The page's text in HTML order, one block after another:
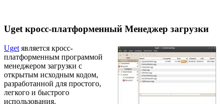
Uget кросс-платформенный Менеджер загрузки
Uget является кросс-
платформенным программой
менеджером загрузки с
открытым исходным кодом,
разработанной для простого,
легкого и быстрого
использования.